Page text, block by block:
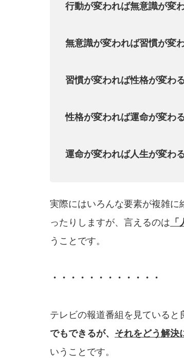
行動が変われば無意識が変
無意識が変われば習慣が変
習慣が変われば性格が変わ
性格が変われば運命が変わ
運命が変われば人生が変わ
実際にはいろんな要素が複雑
ったりしますが、言えるのは
うことです。
・・・・・・・・・・・・
テレビの報道番組を見ていると
でもできるが、 それをどう解決
いうことです。